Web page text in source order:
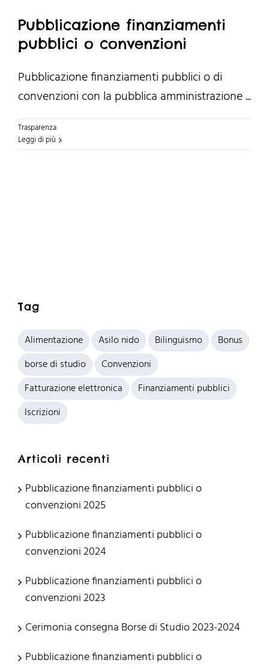
Pubblicazione finanziamenti
pubblici o convenzioni
Pubblicazione finanziamenti pubblici o di
convenzioni con la pubblica amministrazione ...
Trasparenza
Leggi di più
Tag
Alimentazione Asilo nido Bilinguismo
Bonus
borse di studio
Convenzioni
Fatturazione elettronica
Finanziamenti pubblici
Iscrizioni
Articoli recenti
Pubblicazione finanziamenti pubblici o
convenzioni 2025
Pubblicazione finanziamenti pubblici o
convenzioni 2024
Pubblicazione finanziamenti pubblici o
convenzioni 2023
Cerimonia consegna Borse di Studio 2023-2024
Pubblicazione finanziamenti pubblici o